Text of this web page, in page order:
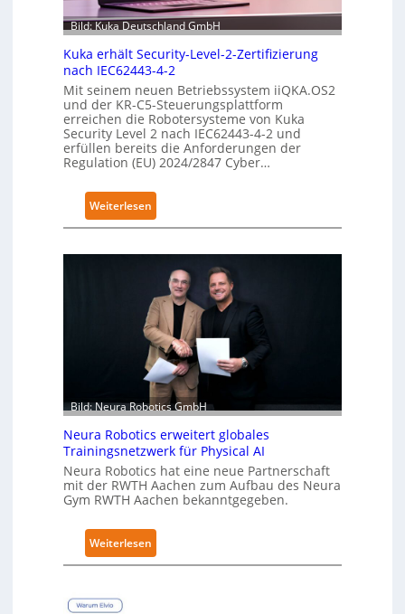
Bild: Kuka Deutschland GmbH
Kuka erhält Security-Level-2-Zertifizierung
nach IEC62443-4-2
Mit seinem neuen Betriebssystem iiQKA.OS2
und der KR-C5-Steuerungsplattform
erreichen die Robotersysteme von Kuka
Security Level 2 nach IEC62443-4-2 und
erfüllen bereits die Anforderungen der
Regulation (EU) 2024/2847 Cyber…
Weiterlesen:
K
e
h
ä
l
t
S
e
c
u
r
i
t
y
-
Bild: Neura Robotics GmbH
Neura Robotics erweitert globales
Trainingsnetzwerk für Physical AI
Neura Robotics hat eine neue Partnerschaft
mit der RWTH Aachen zum Aufbau des Neura
Gym RWTH Aachen bekanntgegeben.
Weiterlesen:
N